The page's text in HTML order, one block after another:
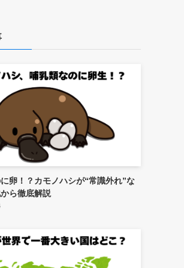
卵！？カモノハシが“常識外れ”な
ら徹底解説